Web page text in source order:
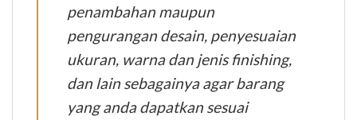
penambahan maupun
pengurangan desain, penyesuaian
ukuran, warna dan jenis finishing,
dan lain sebagainya agar barang
yang anda dapatkan sesuai